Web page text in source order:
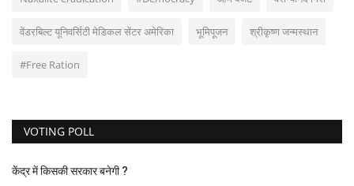
वेंडरबिल्ट यूनिवर्सिटी मेडिकल सेंटर अमेरिका भूमिपूजन श्रीकृष्ण जन्मस्थान
#Free Ration
VOTING POLL
केंद्र में किसकी सरकार बनेगी ?